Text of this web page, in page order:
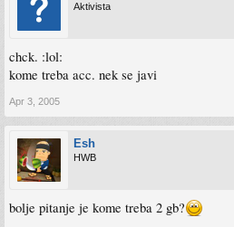
Aktivista
chck. :lol:
kome treba acc. nek se javi
Apr 3, 2005
Esh
HWB
bolje pitanje je kome treba 2 gb?